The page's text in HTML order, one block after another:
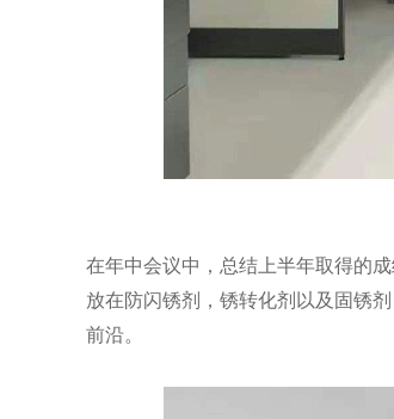
在年中会议中，总结上半年取得的
放在防闪锈剂，锈转化剂以及固锈
前沿。